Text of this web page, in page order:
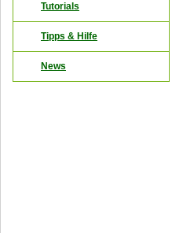
Tutorials
Tipps & Hilfe
News